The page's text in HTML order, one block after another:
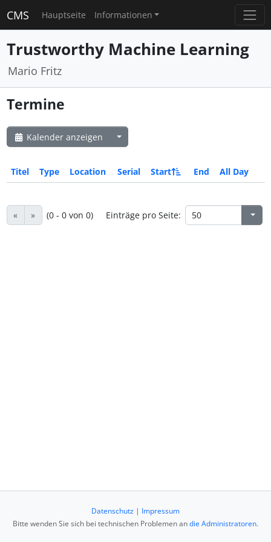
CMS Hauptseite Informationen
Trustworthy Machine Learning
Mario Fritz
Termine
Kalender anzeigen
Titel Type Location Serial Start End All Day
« » (0 - 0 von 0) Einträge pro Seite:
Datenschutz | Impressum
Bitte wenden Sie sich bei technischen Problemen andie Administratoren.